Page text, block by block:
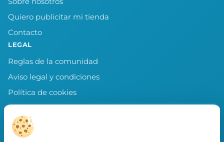
Quiero publicitar mi tienda
Contacto
LEGAL
Reglas de la comunidad
Aviso legal y condiciones
Política de cookies
Política de privacidad
Preferencias de cookies